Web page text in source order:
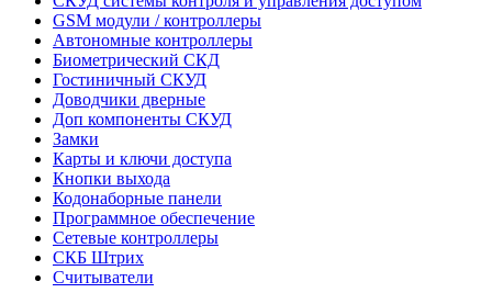
GSM модули / контроллеры
Автономные контроллеры
Биометрический СКД
Гостиничный СКУД
Доводчики дверные
Доп компоненты СКУД
Замки
Карты и ключи доступа
Кнопки выхода
Кодонаборные панели
Программное обеспечение
Сетевые контроллеры
СКБ Штрих
Считыватели